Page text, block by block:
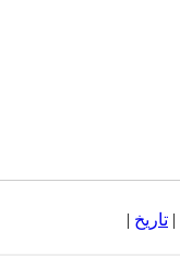
| تاريخ |